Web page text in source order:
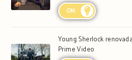
ON
Young Sherlock
Prime Video